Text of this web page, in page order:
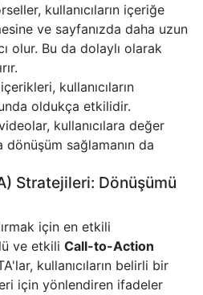
kullanıcıların içeriğe
ve sayfanızda daha uzun
olur. Bu da dolaylı olarak
kullanıcıların
oldukça etkilidir.
kullanıcılara değer
dönüşüm sağlamanın da
Stratejileri: Dönüşümü
için en etkili
ve etkili Call-to-Action
kullanıcıların belirli bir
için yönlendiren ifadeler